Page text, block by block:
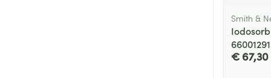
Smith &
66001291
€ 67,30